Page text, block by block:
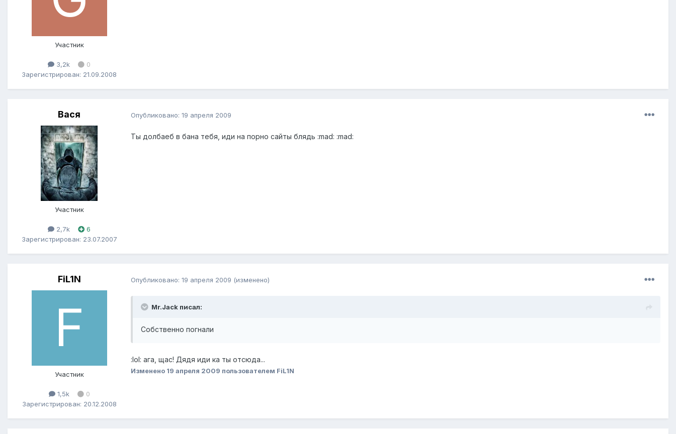
Участник
3,2k
0
Зарегистрирован: 21.09.2008
Вася
Участник
2,7k
6
Зарегистрирован: 23.07.2007
Опубликовано: 19 апреля 2009
Ты долбаеб в бана тебя, иди на порно сайты блядь :mad: :mad:
FiL1N
Участник
1,5k
0
Зарегистрирован: 20.12.2008
Опубликовано: 19 апреля 2009 (изменено)
Mr.Jack писал:
Собственно погнали
:lol: ага, щас! Дядя иди ка ты отсюда...
Изменено 19 апреля 2009 пользователем FiL1N